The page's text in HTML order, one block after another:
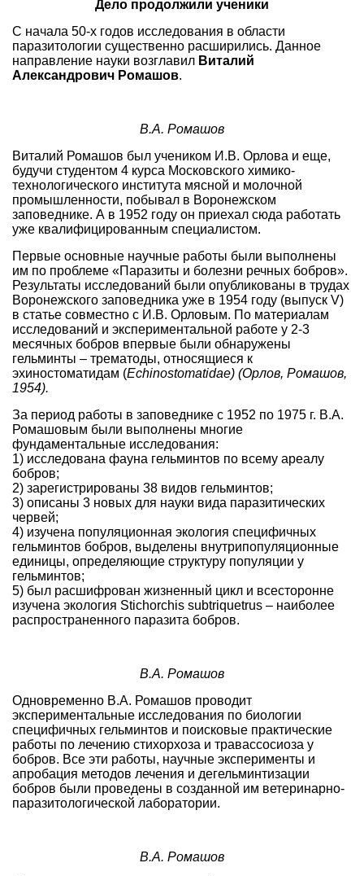
Дело продолжили ученики
С начала 50-х годов исследования в области
паразитологии существенно расширились. Данное
направление науки возглавил Виталий
Александрович Ромашов.
В.А. Ромашов
Виталий Ромашов был учеником И.В. Орлова и еще,
будучи студентом 4 курса Московского химико-
технологического института мясной и молочной
промышленности, побывал в Воронежском
заповеднике. А в 1952 году он приехал сюда работать
уже квалифицированным специалистом.
Первые основные научные работы были выполнены
им по проблеме «Паразиты и болезни речных бобров».
Результаты исследований были опубликованы в трудах
Воронежского заповедника уже в 1954 году (выпуск V)
в статье совместно с И.В. Орловым. По материалам
исследований и экспериментальной работе у 2-3
месячных бобров впервые были обнаружены
гельминты – трематоды, относящиеся к
эхиностоматидам (Echinostomatidae) (Орлов, Ромашов,
1954).
За период работы в заповеднике с 1952 по 1975 г. В.А.
Ромашовым были выполнены многие
фундаментальные исследования:
1) исследована фауна гельминтов по всему ареалу
бобров;
2) зарегистрированы 38 видов гельминтов;
3) описаны 3 новых для науки вида паразитических
червей;
4) изучена популяционная экология специфичных
гельминтов бобров, выделены внутрипопуляционные
единицы, определяющие структуру популяции у
гельминтов;
5) был расшифрован жизненный цикл и всесторонне
изучена экология Stichorchis subtriquetrus – наиболее
распространенного паразита бобров.
В.А. Ромашов
Одновременно В.А. Ромашов проводит
экспериментальные исследования по биологии
специфичных гельминтов и поисковые практические
работы по лечению стихорхоза и травассосиоза у
бобров. Все эти работы, научные эксперименты и
апробация методов лечения и дегельминтизации
бобров были проведены в созданной им ветеринарно-
паразитологической лаборатории.
В.А. Ромашов